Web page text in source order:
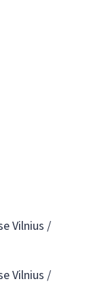
Vilnius /
Vilnius /